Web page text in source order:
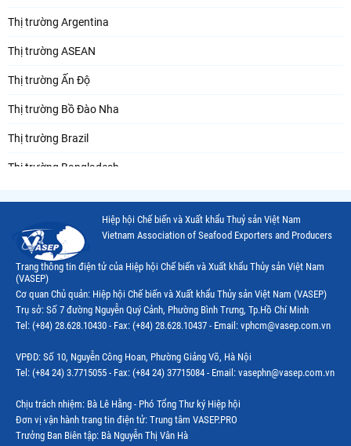
Thị trường Argentina
Thị trường ASEAN
Thị trường Ấn Độ
Thị trường Bồ Đào Nha
Thị trường Brazil
Thị trường Bangladesh
Thị trường Canada
Thị trường Ecuador
Thị trường EU
Thị trường Indonesia
Thị trường Mỹ
Thị trường Nga
Thị trường Hàn Quốc
Hiệp hội Chế biến và Xuất khẩu Thuỷ sản Việt Nam
Vietnam Association of Seafood Exporters and Producers
Trang thông tin điện tử của Hiệp hội Chế biến và Xuất khẩu Thủy sản Việt Nam
(VASEP)
Cơ quan Chủ quản: Hiệp hội Chế biến và Xuất khẩu Thủy sản Việt Nam (VASEP)
Trụ sở: Số 7 đường Nguyễn Quý Cảnh, Phường Bình Trưng, Tp.Hồ Chí Minh
Tel: (+84) 28.628.10430 - Fax: (+84) 28.628.10437 - Email: vphcm@vasep.com.vn
VPĐD: Số 10, Nguyễn Công Hoan, Phường Giảng Võ, Hà Nội
Tel: (+84 24) 3.7715055 - Fax: (+84 24) 37715084 - Email: vasephn@vasep.com.vn
Chịu trách nhiệm: Bà Lê Hằng - Phó Tổng Thư ký Hiệp hội
Đơn vị vận hành trang tin điện tử: Trung tâm VASEP.PRO
Trưởng Ban Biên tập: Bà Nguyễn Thị Vân Hà